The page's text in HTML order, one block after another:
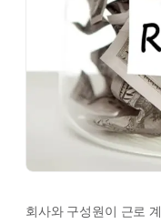
회사와 구성원이 근로